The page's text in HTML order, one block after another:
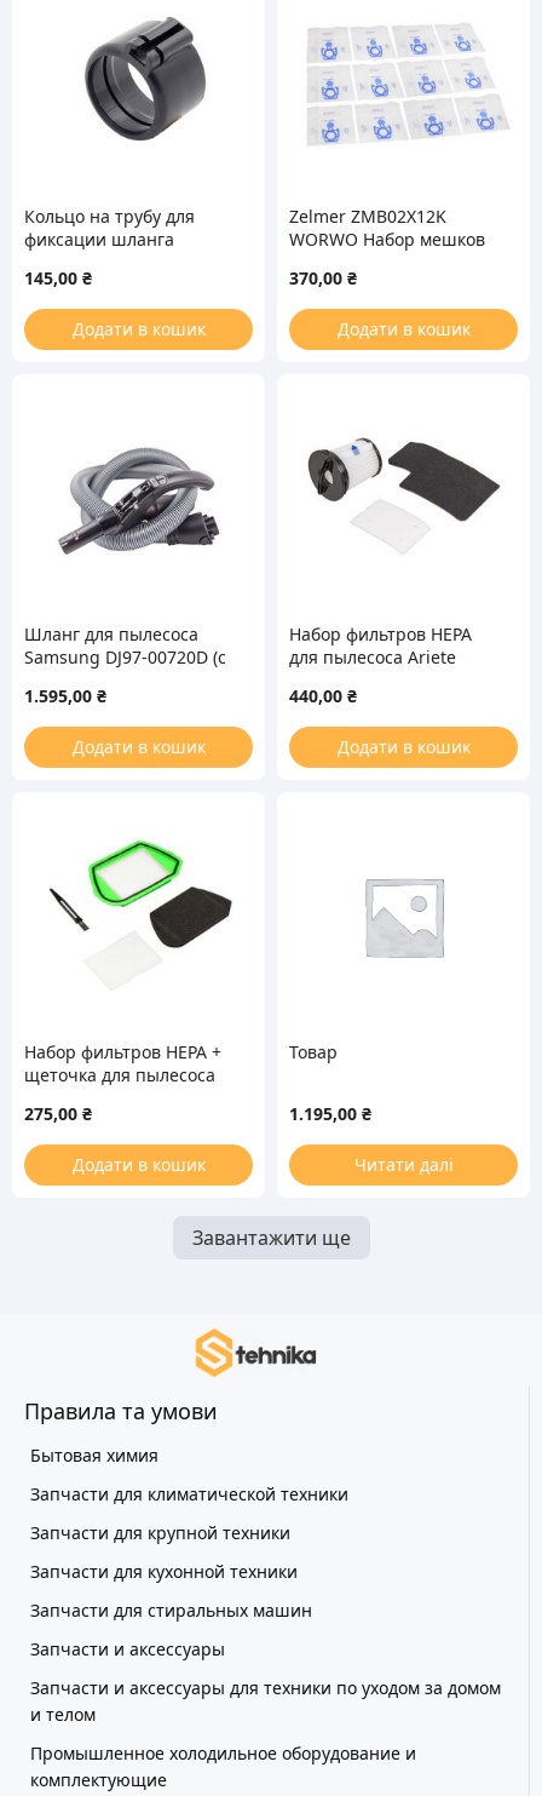
Кольцо на трубу для
фиксации шланга
пылесоса Thomas Twin
TT 198209
145,00 ₴
Додати в кошик
Zelmer ZMB02X12K
WORWO Набор мешков
370,00 ₴
Додати в кошик
Шланг для пылесоса
Samsung DJ97-00720D (с
1.595,00 ₴
Додати в кошик
Набор фильтров HEPA
для пылесоса Ariete
440,00 ₴
Додати в кошик
Набор фильтров HEPA +
щеточка для пылесоса
275,00 ₴
Додати в кошик
Товар
1.195,00 ₴
Читати далі
Завантажити ще
Правила та умови
Бытовая химия
Запчасти для климатической техники
Запчасти для крупной техники
Запчасти для кухонной техники
Запчасти для стиральных машин
Запчасти и аксессуары
Запчасти и аксессуары для техники по уходом за домом
и телом
Промышленное холодильное оборудование и
комплектующие